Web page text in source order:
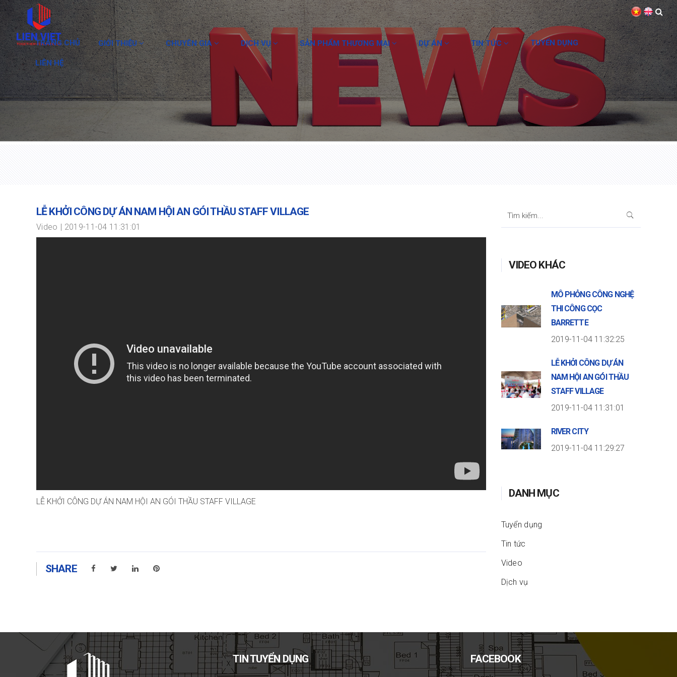
TRANG CHỦ GIỚI THIỆU CHUYÊN GIA DỊCH VỤ SẢN PHẨM THƯƠNG MẠI DỰ ÁN TIN TỨC TUYỂN DỤNG
LIÊN HỆ
LỄ KHỞI CÔNG DỰ ÁN NAM HỘI AN GÓI THẦU STAFF VILLAGE
Video 2019-11-04 11:31:01
LỄ KHỞI CÔNG DỰ ÁN NAM HỘI AN GÓI THẦU STAFF VILLAGE
SHARE
VIDEO KHÁC
MÔ PHỎNG CÔNG NGHỆ
THI CÔNG CỌC
BARRETTE
2019-11-04 11:32:25
LỄ KHỞI CÔNG DỰ ÁN
NAM HỘI AN GÓI THẦU
STAFF VILLAGE
2019-11-04 11:31:01
RIVER CITY
2019-11-04 11:29:27
DANH MỤC
Tuyển dụng
Tin tức
Video
Dịch vụ
TIN TUYỂN DỤNG FACEBOOK